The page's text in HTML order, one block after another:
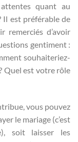
quant au
Il est préférable de
remerciés d’avoir
gentiment :
souhaiteriez-
Quel est votre rôle
vous pouvez
le mariage (c’est
soit laisser les